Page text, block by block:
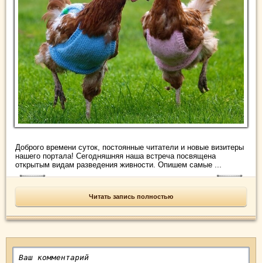
Доброго времени суток, постоянные читатели и новые визитеры
нашего портала! Сегодняшняя наша встреча посвящена
открытым видам разведения живности. Опишем самые ...
Читать запись полностью